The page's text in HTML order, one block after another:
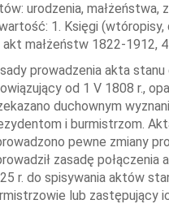
urodzenia, małżeństwa,
1. Księgi
akt małżeństw 1822-1912,
prowadzenia akta
od 1 V 1808 r.,
duchownym
i burmistrzom.
pewne zmiany
zasadę
r. do spisywania aktów
lub zastępujący